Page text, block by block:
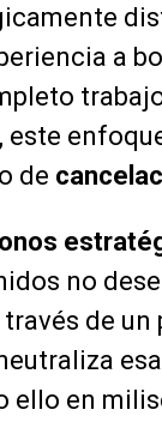
a
, este
de
no
de
ello en